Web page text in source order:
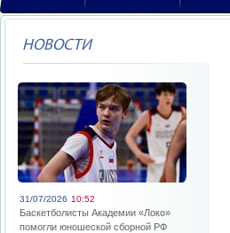
НОВОСТИ
31/07/2026 10:52
Баскетболисты Академии «Локо»
помогли юношеской сборной РФ